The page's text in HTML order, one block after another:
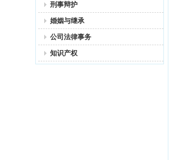
刑事辩护
婚姻与继承
公司法律事务
知识产权